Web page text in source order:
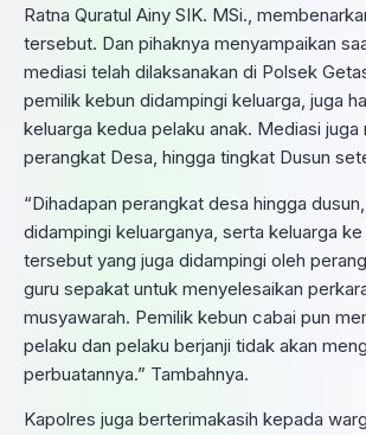
Ratna Quratul Ainy SIK. MSi.,
tersebut. Dan pihaknya menyampaikan
mediasi telah dilaksanakan di Polsek
pemilik kebun didampingi keluarga, juga
keluarga kedua pelaku anak. Mediasi juga
perangkat Desa, hingga tingkat Dusun
“Dihadapan perangkat desa hingga
didampingi keluarganya, serta keluarga
tersebut yang juga didampingi oleh
guru sepakat untuk menyelesaikan
musyawarah. Pemilik kebun cabai pun
pelaku dan pelaku berjanji tidak akan
perbuatannya.” Tambahnya.
Kapolres juga berterimakasih kepada